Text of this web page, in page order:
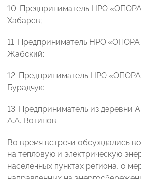
10. Предприниматель НРО
Хабаров;
11. Предприниматель НРО
Жабский;
12. Предприниматель НРО
Бурадчук;
13. Предприниматель из деревни
А.А. Вотинов.
Во время встречи обсуждались
на тепловую и электрическую
населенных пунктах региона, о